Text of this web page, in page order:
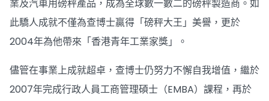
業及汽車用磅秤產品，成為全球數一數二的磅秤製造商。如
此驕人成就不僅為查博士贏得「磅秤大王」美譽，更於
2004年為他帶來「香港青年工業家獎」。
儘管在事業上成就超卓，查博士仍努力不懈自我增值，繼於
2007年完成行政人員工商管理碩士（EMBA）課程，再於